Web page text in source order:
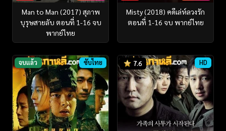
Man to Man (2017) สุภาพ
บุรุษสายลับ ตอนที่ 1-16 จบ
พากย์ไทย
Misty (2018) คดีเล่ห์ลวงรัก
ตอนที่ 1-16 จบ พากย์ไทย
จบแล้ว ซับไทย 7.6 HD